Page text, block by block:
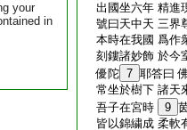
your
in
出國坐六年 精進
號曰天中天 三界
本時在我國 爲作
刻鏤諸妙飾 於今
優陀 7 耶答曰
常坐於樹下 諸天
吾子在宮時
9
皆以錦繍成 柔軟